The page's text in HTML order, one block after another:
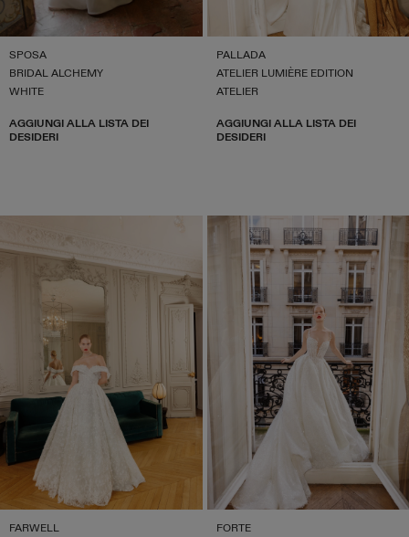
SPOSA
BRIDAL ALCHEMY
WHITE
AGGIUNGI ALLA LISTA DEI
DESIDERI
PALLADA
ATELIER LUMIÈRE EDITION
ATELIER
AGGIUNGI ALLA LISTA DEI
DESIDERI
FARWELL
FORTE